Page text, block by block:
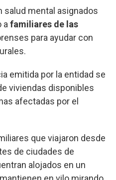
salud mental asignados
afamiliares de las
para ayudar con
emitida por la entidad se
viviendas disponibles
afectadas por el
que viajaron desde
de ciudades de
alojados en un